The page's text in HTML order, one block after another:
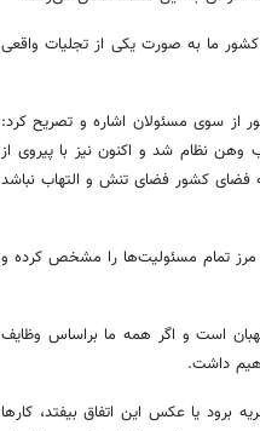
کشور ما به صورت یکی از تجلیات واقعی
از سوی مسئولان اشاره و تصریح کرد:‌
منجر شد، موجب وهن نظام شد و اکنون نیز با پیروی از
فضای کشور فضای تنش و التهاب نباشد
مرز تمام مسئولیت‌ها را مشخص کرده و
است و اگر همه ما براساس وظایف
داشت.
برود یا عکس این اتفاق بیفتد، کارها